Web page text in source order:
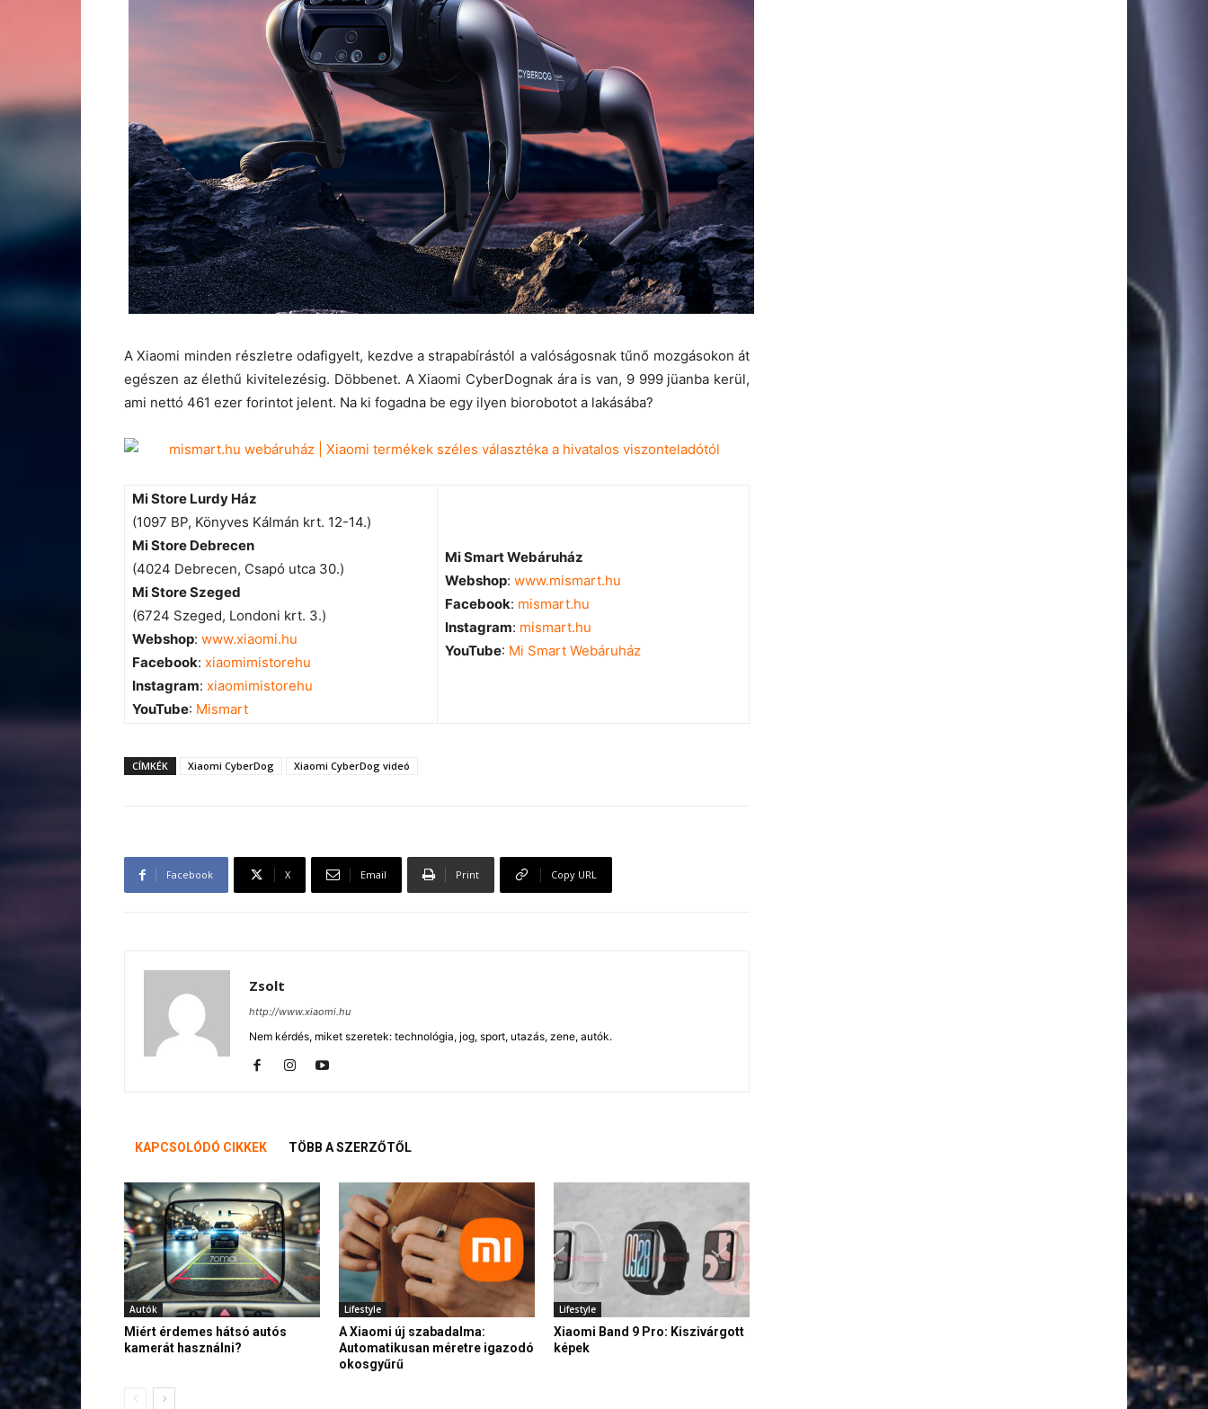
A Xiaomi minden részletre odafigyelt, kezdve a strapabírástól a valóságosnak tűnő mozgásokon át
egészen az élethű kivitelezésig. Döbbenet. A Xiaomi CyberDognak ára is van, 9 999 jüanba kerül,
ami nettó 461 ezer forintot jelent. Na ki fogadna be egy ilyen biorobotot a lakásába?
Mi Store Lurdy Ház
(1097 BP, Könyves Kálmán krt. 12-14.)
Mi Store Debrecen
(4024 Debrecen, Csapó utca 30.)
Mi Store Szeged
(6724 Szeged, Londoni krt. 3.)
Webshop: www.xiaomi.hu
Facebook: xiaomimistorehu
Instagram: xiaomimistorehu
YouTube: Mismart
Mi Smart Webáruház
Webshop: www.mismart.hu
Facebook: mismart.hu
Instagram: mismart.hu
YouTube: Mi Smart Webáruház
CÍMKÉK Xiaomi CyberDog Xiaomi CyberDog videó
Facebook X Email Print Copy URL
Zsolt
http://www.xiaomi.hu
Nem kérdés, miket szeretek: technológia, jog, sport, utazás, zene, autók.
KAPCSOLÓDÓ CIKKEK TÖBB A SZERZŐTŐL
Autók
Miért érdemes hátsó autós
kamerát használni?
Lifestyle
A Xiaomi új szabadalma:
Automatikusan méretre igazodó
okosgyűrű
Lifestyle
Xiaomi Band 9 Pro: Kiszivárgott
képek